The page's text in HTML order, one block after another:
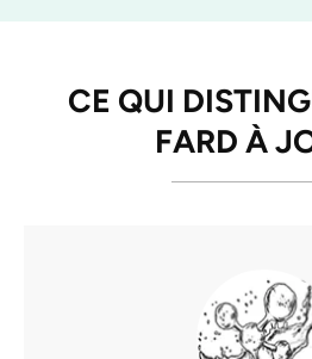
CE QUI
FARD À